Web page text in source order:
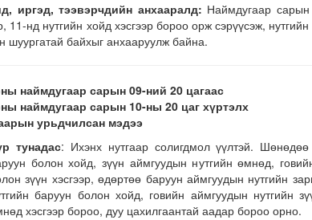
Сумдын халаалтын төвүүдийн засвар, шинэчлэлийг бүрэн хийж,
иргэд, тээвэрчдийн анхааралд: Наймдугаар сарын
11-нд нутгийн хойд хэсгээр бороо орж сэрүүсэж,
шуургатай байхыг анхааруулж байна.
наймдугаар сарын 09-ний 20 цагаас
наймдугаар сарын 10-ны 20 цаг хүртэлх
урьдчилсан мэдээ
тунадас: Ихэнх нутгаар солигдмол үүлтэй.
болон хойд, зүүн аймгуудын нутгийн өмнөд,
зүүн хэсгээр, өдөртөө баруун аймгуудын нутгийн
баруун болон хойд, говийн аймгуудын нутгийн
хэсгээр бороо, дуу цахилгаантай аадар бороо орно.